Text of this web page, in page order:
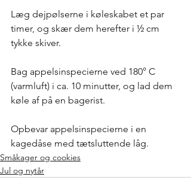
Læg dejpølserne i køleskabet et par
timer, og skær dem herefter i ½ cm
tykke skiver.
Bag appelsinspecierne ved 180° C
(varmluft) i ca. 10 minutter, og lad dem
køle af på en bagerist.
Opbevar appelsinspecierne i en
kagedåse med tætsluttende låg.
Småkager og cookies
Jul og nytår